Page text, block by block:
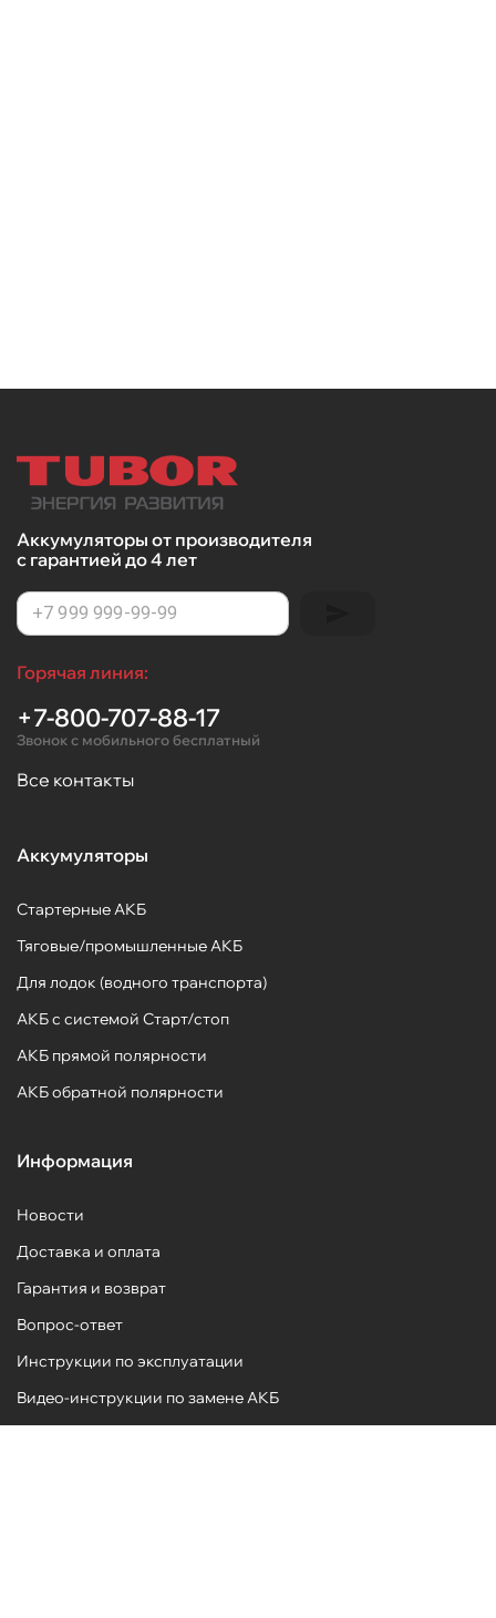
Аккумуляторы от производителя
с гарантией до 4 лет
Горячая линия:
+7-800-707-88-17
Звонок с мобильного бесплатный
Все контакты
Аккумуляторы
Стартерные АКБ
Тяговые/промышленные АКБ
Для лодок (водного транспорта)
АКБ с системой Старт/стоп
АКБ прямой полярности
АКБ обратной полярности
Информация
Новости
Доставка и оплата
Гарантия и возврат
Вопрос-ответ
Инструкции по эксплуатации
Видео-инструкции по замене АКБ